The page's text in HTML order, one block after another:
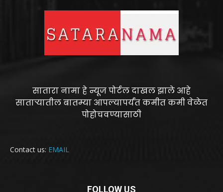
सातारा नामा हे न्यूज पोर्टल दाखल झाले आहे
साताऱ्यातील बातम्या आपल्यापर्यंत कमीत कमी वेळेत
पोहोचवण्यासाठी
Contact us: EMAIL
FOLLOW US